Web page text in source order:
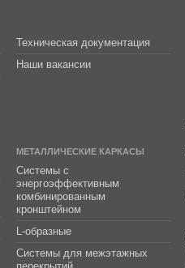
Техническая документация
Наши вакансии
МЕТАЛЛИЧЕСКИЕ КАРКАСЫ
Системы с
энергоэффективным
комбинированным
кронштейном
L-образные
Системы для межэтажных